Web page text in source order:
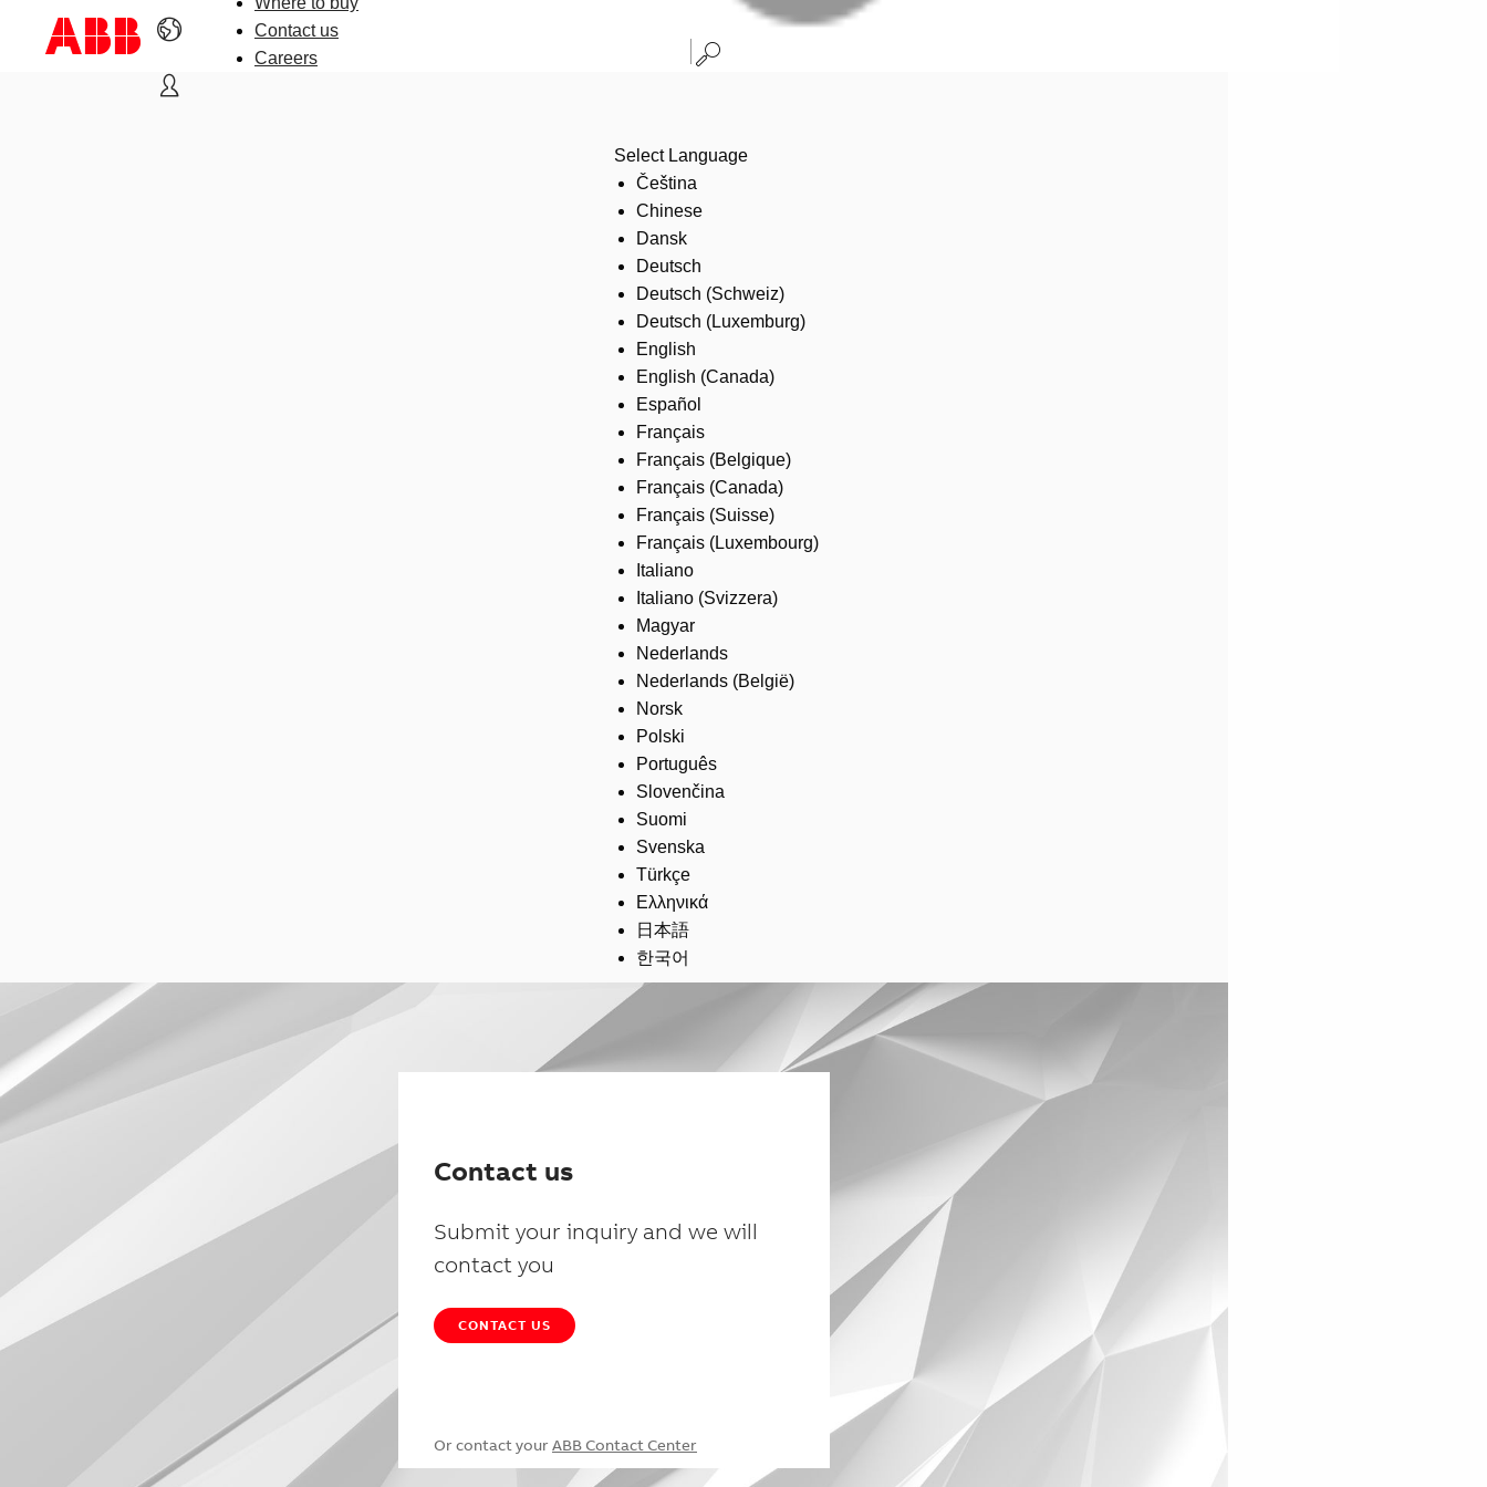
Contact us
Careers
Select Language
Čeština
Chinese
Dansk
Deutsch
Deutsch (Schweiz)
Deutsch (Luxemburg)
English
English (Canada)
Español
Français
Français (Belgique)
Français (Canada)
Français (Suisse)
Français (Luxembourg)
Italiano
Italiano (Svizzera)
Magyar
Nederlands
Nederlands (België)
Norsk
Polski
Português
Slovenčina
Suomi
Svenska
Türkçe
Ελληνικά
日本語
한국어
Contact us
Submit your inquiry and we will
contact you
CONTACT US
Or contact your ABB Contact Center